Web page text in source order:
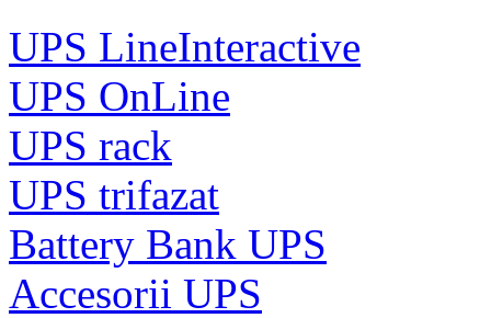
UPS LineInteractive
UPS OnLine
UPS rack
UPS trifazat
Battery Bank UPS
Accesorii UPS